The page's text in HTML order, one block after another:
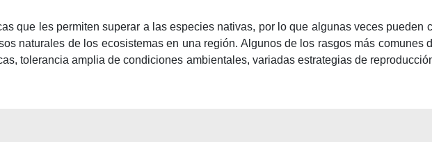
que les permiten superar a las especies nativas, por lo que algunas veces pueden
naturales de los ecosistemas en una región. Algunos de los rasgos más comunes
tolerancia amplia de condiciones ambientales, variadas estrategias de